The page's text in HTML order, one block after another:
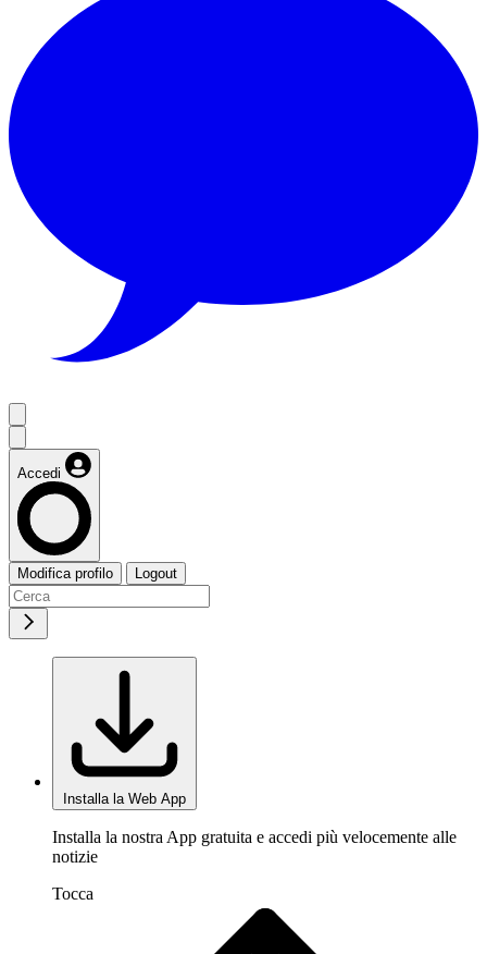
Accedi
Modifica profilo Logout
Installa la Web App
Installa la nostra App gratuita e accedi più velocemente alle
notizie
Tocca